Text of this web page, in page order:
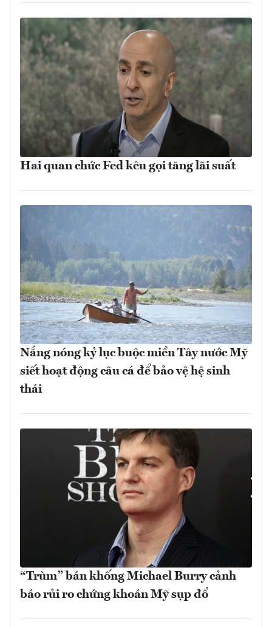
Hai quan chức Fed kêu gọi tăng lãi suất
Nắng nóng kỷ lục buộc miền Tây nước Mỹ
siết hoạt động câu cá để bảo vệ hệ sinh
thái
“Trùm” bán khống Michael Burry cảnh
báo rủi ro chứng khoán Mỹ sụp đổ